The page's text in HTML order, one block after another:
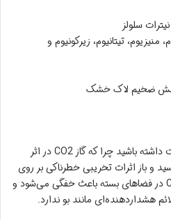
سلولز
منیزیوم، تیتانیوم، زیرکونیوم و
ضخیم لاک خشک
هنگام استفاده از کپسول CO2 دقت داشته باشید چرا که گاز CO2 در اثر
و باز اثرات تخریبی خطرناکی بر روی
بدن افراد دارد. همین طور گاز CO2 در فضاهای بسته باعث خفگی می‌شود و